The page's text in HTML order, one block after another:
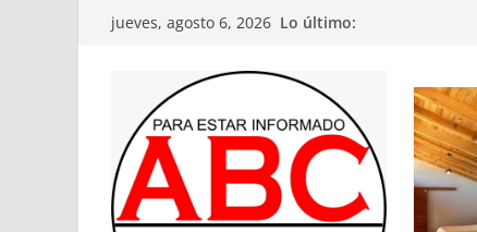
Saltarjueves, agosto 6, 2026 Lo último: